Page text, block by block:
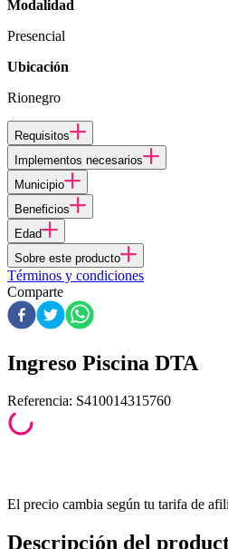
Modalidad
Presencial
Ubicación
Rionegro
Requisitos
Implementos necesarios
Municipio
Beneficios
Edad
Sobre este producto
Términos y condiciones
Comparte
Ingreso Piscina DTA
Referencia: S410014315760
El precio cambia según tu tarifa de
Descripción del